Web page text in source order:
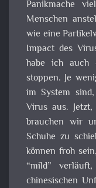
Panikmache
Menschen
wie eine
Impact des
habe ich auch
stoppen. Je
im System
Virus aus.
brauchen wir
Schuhe zu
können froh
“mild”
chinesischen